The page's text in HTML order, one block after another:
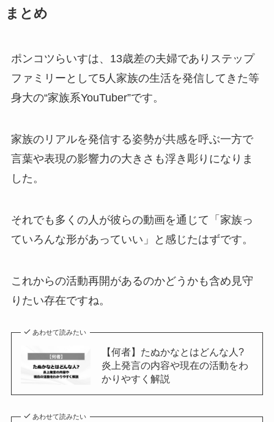
まとめ
ポンコツらいすは、13歳差の夫婦でありステップ
ファミリーとして5人家族の生活を発信してきた等
身大の“家族系YouTuber”です。
家族のリアルを発信する姿勢が共感を呼ぶ一方で
言葉や表現の影響力の大きさも浮き彫りになりま
した。
それでも多くの人が彼らの動画を通じて「家族っ
ていろんな形があっていい」と感じたはずです。
これからの活動再開があるのかどうかも含め見守
りたい存在ですね。
あわせて読みたい
【何者】たぬかなとはどんな人?
炎上発言の内容や現在の活動をわ
かりやすく解説
あわせて読みたい